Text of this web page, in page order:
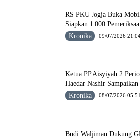
RS PKU Jogja Buka
Siapkan 1.000
Kronika
09/07/2026 21:04
Ketua PP Aisyiyah 2
Haedar Nashir
Kronika
08/07/2026 05:51
Budi Waljiman Dukung GEMARIKAN Lewat